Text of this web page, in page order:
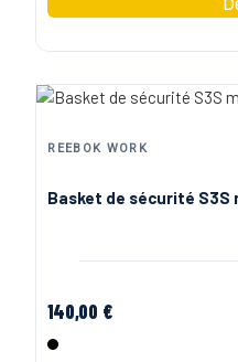
REEBOK WORK
Basket de sécurité S3S
140,00 €
Noir